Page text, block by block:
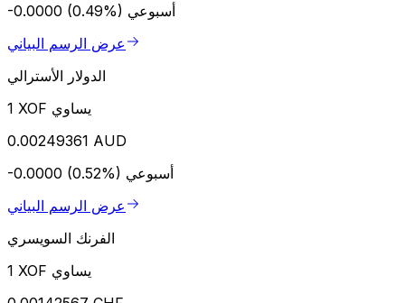
-0.0000 (0.49%) أسبوعي
عرض الرسم البياني
الدولار الأسترالي
1 XOF يساوي
0.00249361 AUD
-0.0000 (0.52%) أسبوعي
عرض الرسم البياني
الفرنك السويسري
1 XOF يساوي